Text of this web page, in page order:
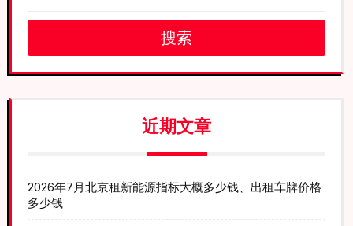
搜索
近期文章
2026年7月北京租新能源指标大概多少钱、出租车牌价格
多少钱